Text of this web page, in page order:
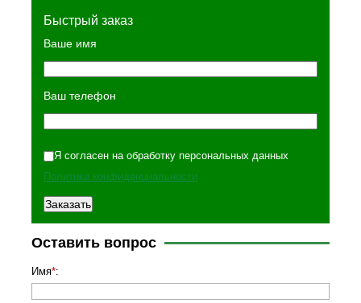
Быстрый заказ
Ваше имя
Ваш телефон
Я согласен на обработку персональных данных
Политика конфиденциальности
Оставить вопрос
Имя*: